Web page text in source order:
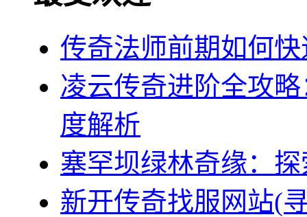
传奇法师前期如何
凌云传奇进阶全攻
度解析
塞罕坝绿林奇缘：
新开传奇找服网站(